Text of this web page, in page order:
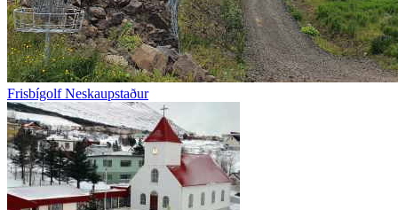
Frisbígolf Neskaupstaður